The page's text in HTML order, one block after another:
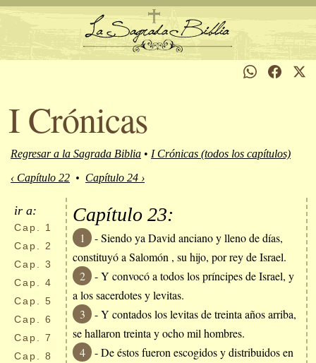
I Crónicas
Regresar a la Sagrada Biblia • I Crónicas (todos los capítulos)
‹ Capítulo 22 • Capítulo 24 ›
ir a:
Cap.
1
Cap.
2
Cap.
3
Cap.
4
Cap.
5
Cap.
6
Cap.
7
Cap.
8
Capítulo 23:
1
- Siendo ya David anciano y lleno de días,
constituyó a Salomón , su hijo, por rey de Israel.
2
- Y convocó a todos los príncipes de Israel, y
a los sacerdotes y levitas.
3
- Y contados los levitas de treinta años arriba,
se hallaron treinta y ocho mil hombres.
4
- De éstos fueron escogidos y distribuidos en